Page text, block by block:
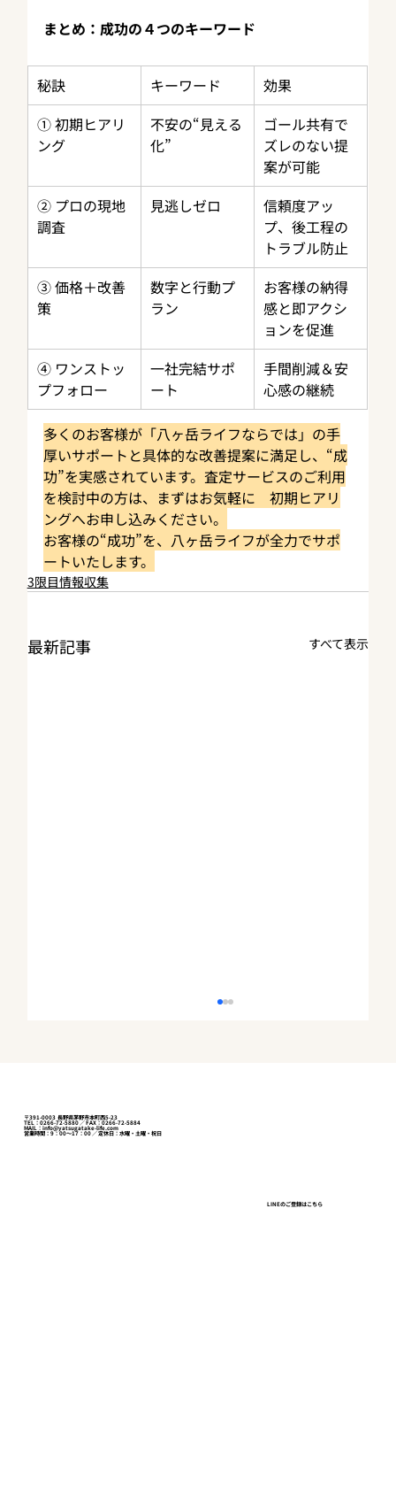
まとめ：成功の４つのキーワード
秘訣 キーワード
効果
① 初期ヒアリ
ング
不安の“見える
化”
ゴール共有で
ズレのない提
案が可能
② プロの現地
調査
見逃しゼロ
信頼度アッ
プ、後工程の
トラブル防止
③ 価格＋改善
策
数字と行動プ
ラン
お客様の納得
感と即アクシ
ョンを促進
④ ワンストッ
プフォロー
一社完結サポ
ート
手間削減＆安
心感の継続
多くのお客様が「八ヶ岳ライフならでは」の手
厚いサポートと具体的な改善提案に満足し、“成
功”を実感されています。査定サービスのご利用
を検討中の方は、まずはお気軽に　初期ヒアリ
ングへお申し込みください。
お客様の“成功”を、八ヶ岳ライフが全力でサポ
ートいたします。
3限目情報収集
最新記事 すべて表示
ガラガラの百貨店、建ちすぎるオフィ
〒391-0003 長野県茅野市本町西5-23
TEL：0266-72-5880 ／ FAX：0266-72-5884
MAIL：info@yatsugatake-life.com
営業時間：9：00～17：00 ／ 定休日：水曜・土曜・祝日
LINEのご登録はこちら